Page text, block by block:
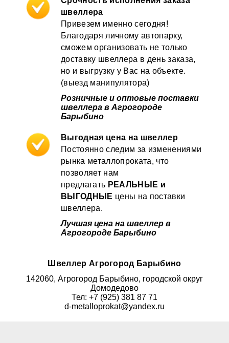
швеллера
Привезем именно сегодня!
Благодаря личному автопарку,
сможем организовать не только
доставку швеллера в день заказа,
но и выгрузку у Вас на объекте.
(выезд манипулятора)
Розничные и оптовые поставки
швеллера в Агрогороде
Барыбино
Выгодная цена на швеллер
Постоянно следим за изменениями
рынка металлопроката, что
позволяет нам
предлагать РЕАЛЬНЫЕ и
ВЫГОДНЫЕ цены на поставки
швеллера.
Лучшая цена на швеллер в
Агрогороде Барыбино
Швеллер Агрогород Барыбино
142060, Агрогород Барыбино, городской округ
Домодедово
Тел: +7 (925) 381 87 71
d-metalloprokat@yandex.ru